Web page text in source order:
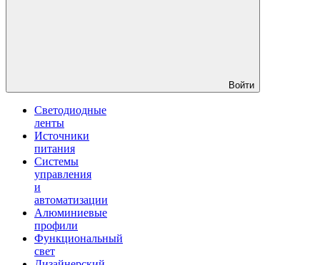
Войти
Светодиодные
ленты
Источники
питания
Системы
управления
и
автоматизации
Алюминиевые
профили
Функциональный
свет